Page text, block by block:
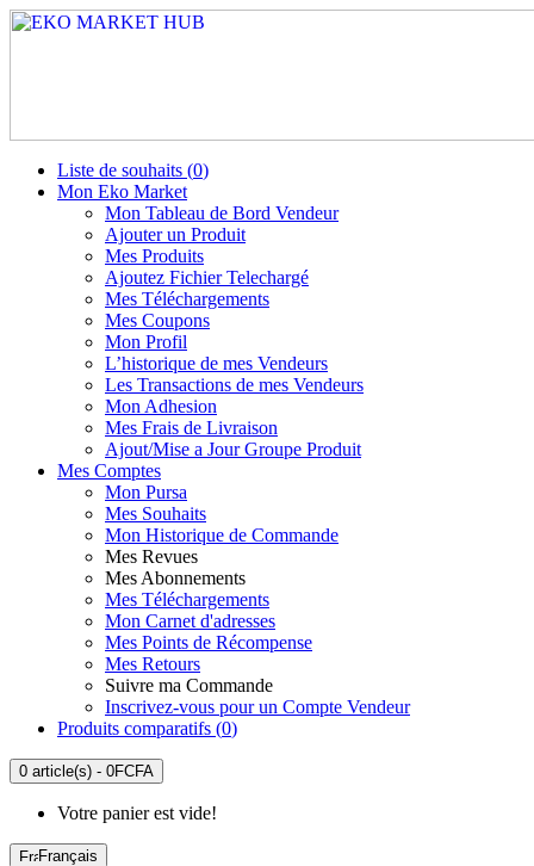
Liste de souhaits (0)
Mon Eko Market
Mon Tableau de Bord Vendeur
Ajouter un Produit
Mes Produits
Ajoutez Fichier Telechargé
Mes Téléchargements
Mes Coupons
Mon Profil
L’historique de mes Vendeurs
Les Transactions de mes Vendeurs
Mon Adhesion
Mes Frais de Livraison
Ajout/Mise a Jour Groupe Produit
Mes Comptes
Mon Pursa
Mes Souhaits
Mon Historique de Commande
Mes Revues
Mes Abonnements
Mes Téléchargements
Mon Carnet d'adresses
Mes Points de Récompense
Mes Retours
Suivre ma Commande
Inscrivez-vous pour un Compte Vendeur
Produits comparatifs (0)
0 article(s) - 0FCFA
Votre panier est vide!
Français